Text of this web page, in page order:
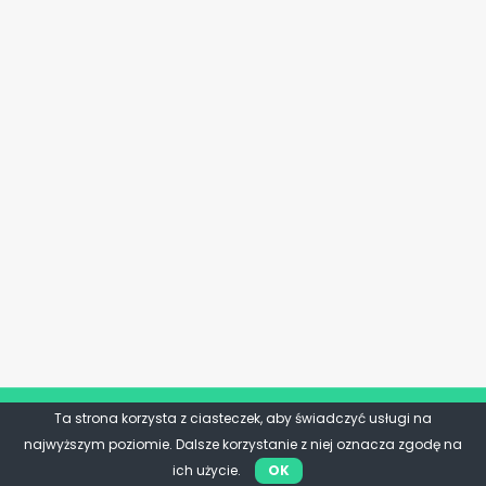
Ta strona korzysta z ciasteczek, aby świadczyć usługi na
najwyższym poziomie. Dalsze korzystanie z niej oznacza zgodę na
ich użycie.
OK